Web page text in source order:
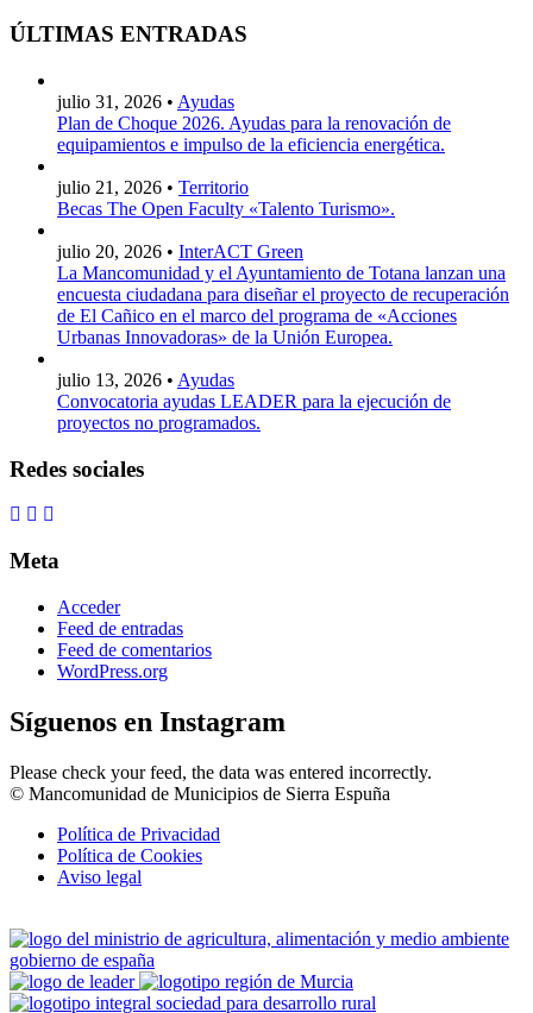
ÚLTIMAS ENTRADAS
julio 31, 2026 • Ayudas
Plan de Choque 2026. Ayudas para la renovación de
equipamientos e impulso de la eficiencia energética.
julio 21, 2026 • Territorio
Becas The Open Faculty «Talento Turismo».
julio 20, 2026 • InterACT Green
La Mancomunidad y el Ayuntamiento de Totana lanzan una
encuesta ciudadana para diseñar el proyecto de recuperación
de El Cañico en el marco del programa de «Acciones
Urbanas Innovadoras» de la Unión Europea.
julio 13, 2026 • Ayudas
Convocatoria ayudas LEADER para la ejecución de
proyectos no programados.
Redes sociales
Meta
Acceder
Feed de entradas
Feed de comentarios
WordPress.org
Síguenos en Instagram
Please check your feed, the data was entered incorrectly.
© Mancomunidad de Municipios de Sierra Espuña
Política de Privacidad
Política de Cookies
Aviso legal